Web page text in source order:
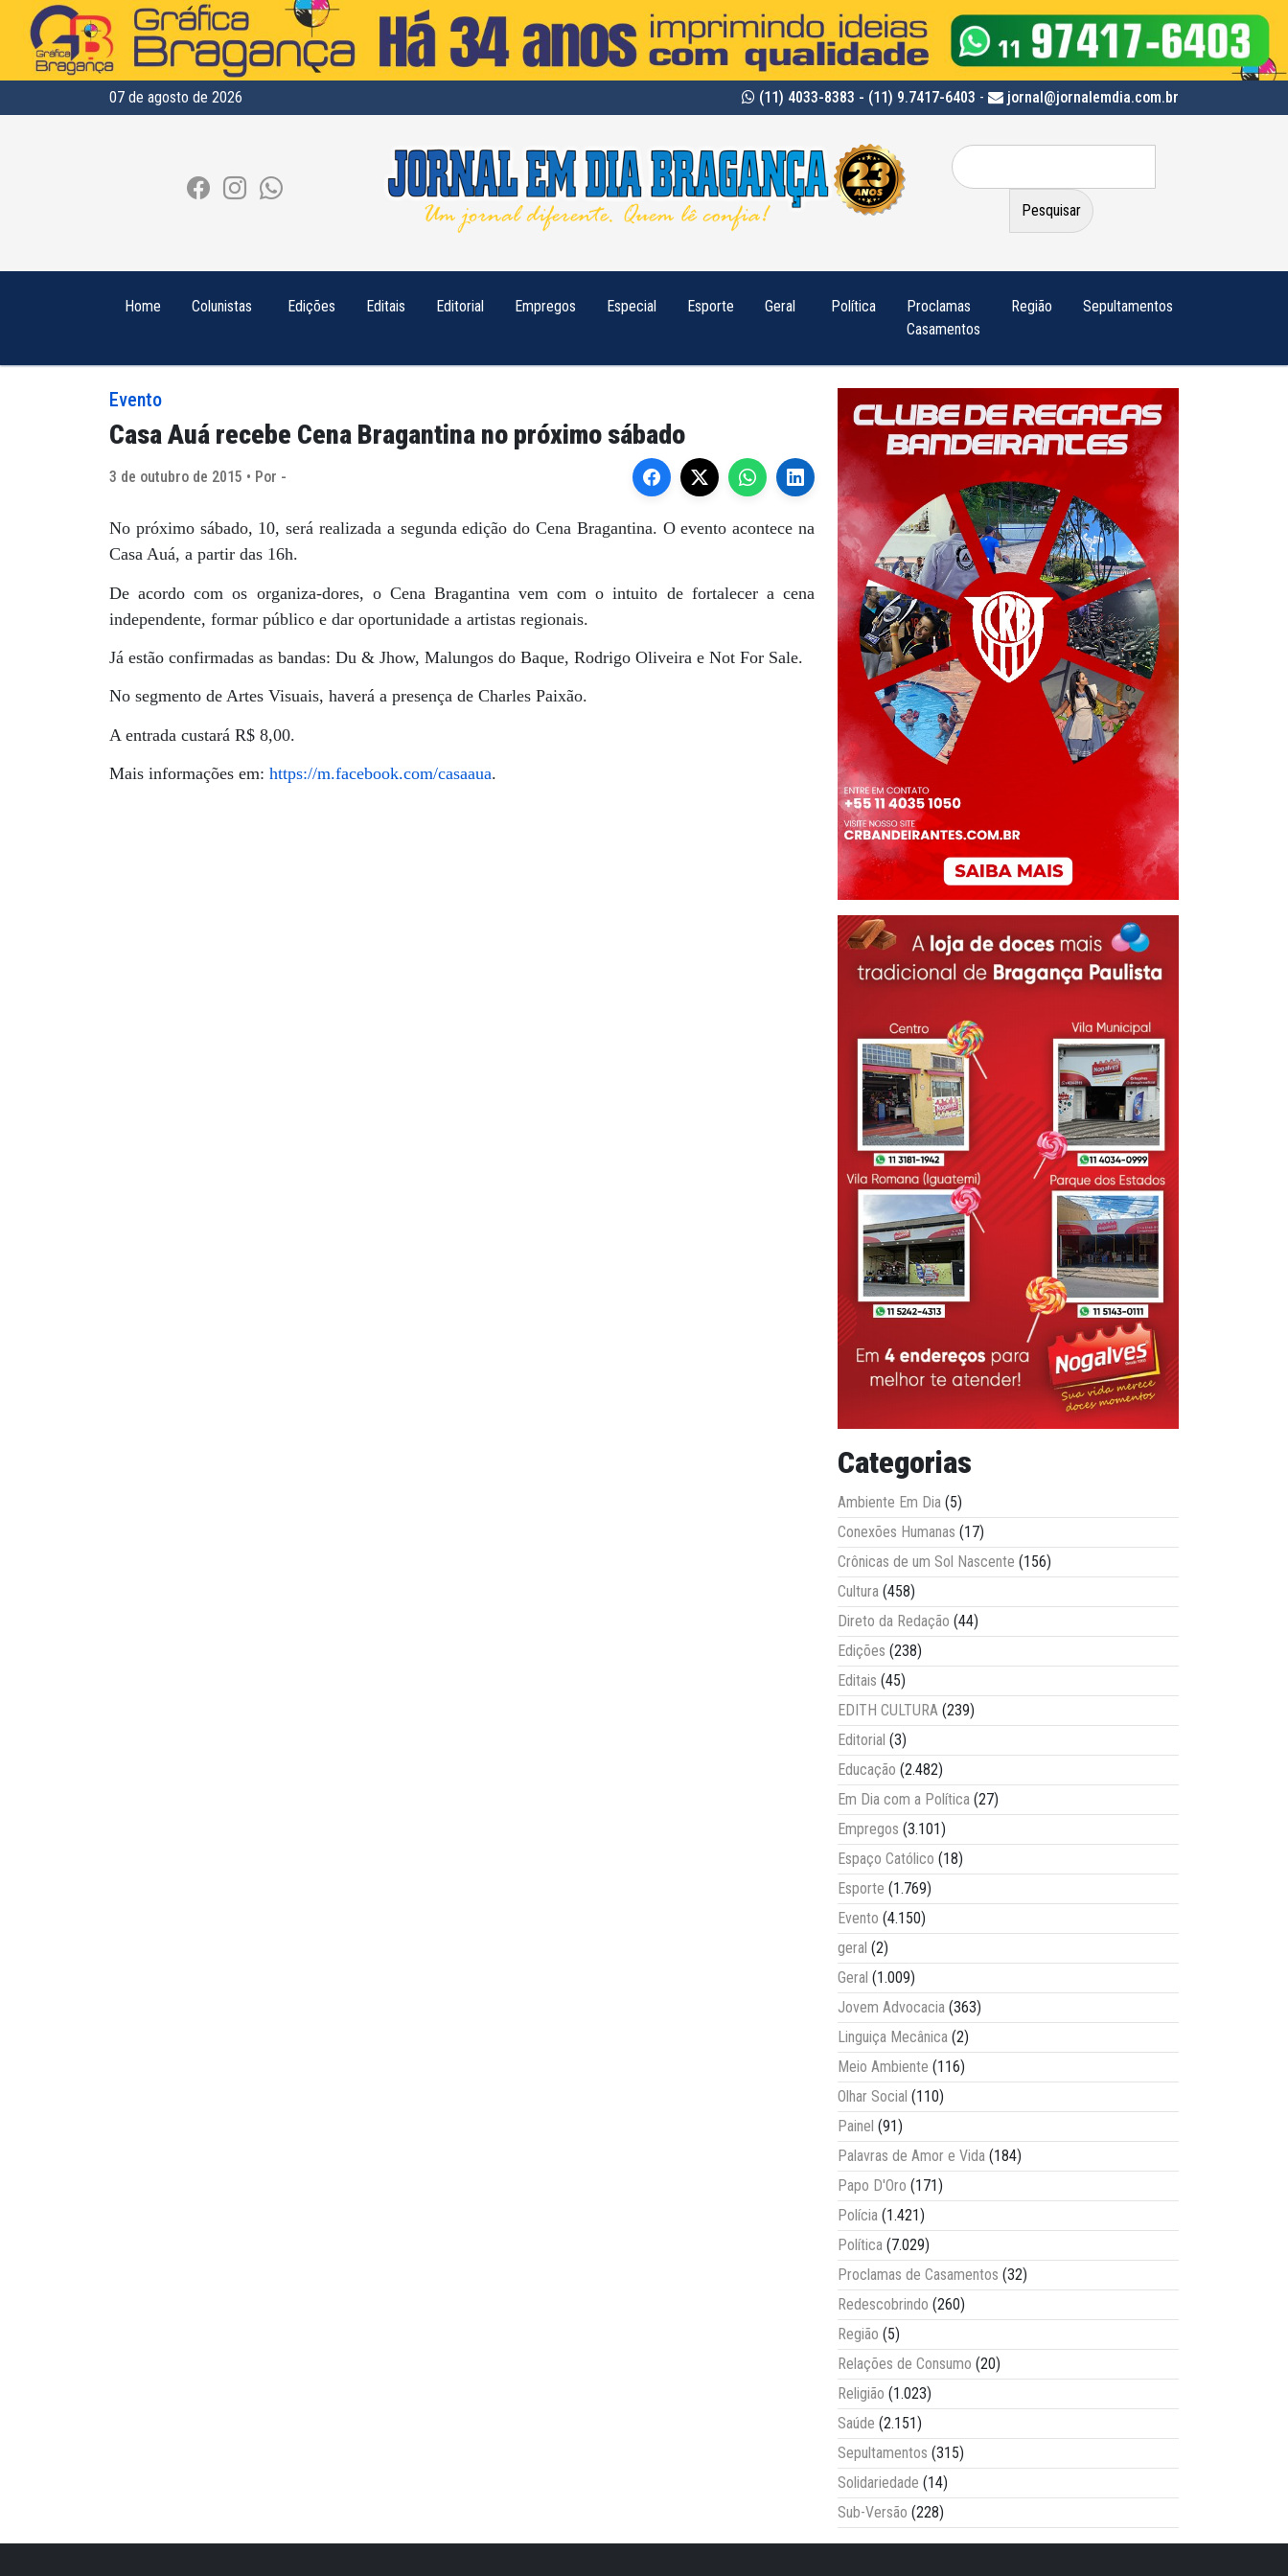
07 de agosto de 2026 (11) 4033-8383 - (11) 9.7417-6403 - jornal@jornalemdia.com.br
Pesquisar
por:
Home Colunistas Edições Editais Editorial Empregos Especial Esporte Geral Política
Proclamas
Casamentos
Região Sepultamentos
Evento
Casa Auá recebe Cena Bragantina no próximo sábado
3 de outubro de 2015 • Por -
No próximo sábado, 10, será realizada a segunda edição do Cena Bragantina. O evento acontece na
Casa Auá, a partir das 16h.
De acordo com os organiza-dores, o Cena Bragantina vem com o intuito de fortalecer a cena
independente, formar público e dar oportunidade a artistas regionais.
Já estão confirmadas as bandas: Du & Jhow, Malungos do Baque, Rodrigo Oliveira e Not For Sale.
No segmento de Artes Visuais, haverá a presença de Charles Paixão.
A entrada custará R$ 8,00.
Mais informações em: https://m.facebook.com/casaaua.
Categorias
Ambiente Em Dia (5)
Conexões Humanas (17)
Crônicas de um Sol Nascente (156)
Cultura (458)
Direto da Redação (44)
Edições (238)
Editais (45)
EDITH CULTURA (239)
Editorial (3)
Educação (2.482)
Em Dia com a Política (27)
Empregos (3.101)
Espaço Católico (18)
Esporte (1.769)
Evento (4.150)
geral (2)
Geral (1.009)
Jovem Advocacia (363)
Linguiça Mecânica (2)
Meio Ambiente (116)
Olhar Social (110)
Painel (91)
Palavras de Amor e Vida (184)
Papo D'Oro (171)
Polícia (1.421)
Política (7.029)
Proclamas de Casamentos (32)
Redescobrindo (260)
Região (5)
Relações de Consumo (20)
Religião (1.023)
Saúde (2.151)
Sepultamentos (315)
Solidariedade (14)
Sub-Versão (228)